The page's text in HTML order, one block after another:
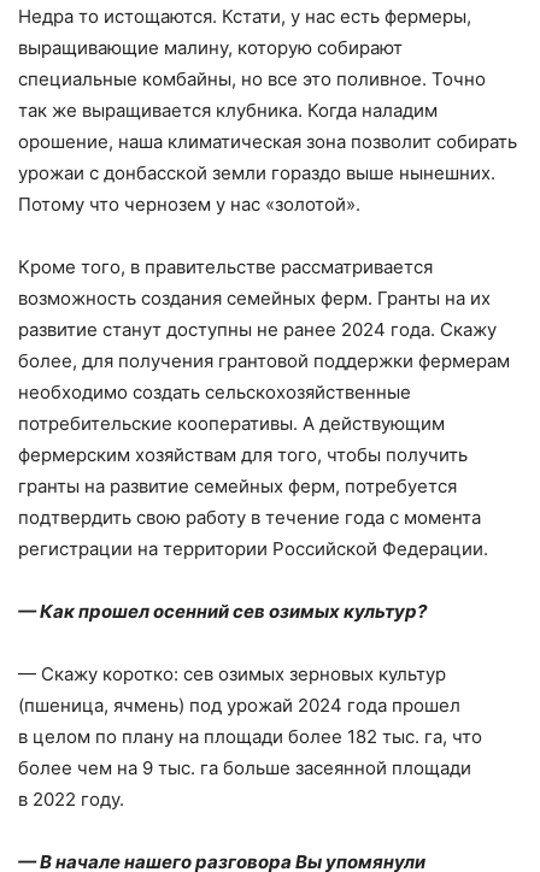
Недра то истощаются. Кстати, у нас есть фермеры,
выращивающие малину, которую собирают
специальные комбайны, но все это поливное. Точно
так же выращивается клубника. Когда наладим
орошение, наша климатическая зона позволит собирать
урожаи с донбасской земли гораздо выше нынешних.
Потому что чернозем у нас «золотой».
Кроме того, в правительстве рассматривается
возможность создания семейных ферм. Гранты на их
развитие станут доступны не ранее 2024 года. Скажу
более, для получения грантовой поддержки фермерам
необходимо создать сельскохозяйственные
потребительские кооперативы. А действующим
фермерским хозяйствам для того, чтобы получить
гранты на развитие семейных ферм, потребуется
подтвердить свою работу в течение года с момента
регистрации на территории Российской Федерации.
— Как прошел осенний сев озимых культур?
— Скажу коротко: сев озимых зерновых культур
(пшеница, ячмень) под урожай 2024 года прошел
в целом по плану на площади более 182 тыс. га, что
более чем на 9 тыс. га больше засеянной площади
в 2022 году.
— В начале нашего разговора Вы упомянули